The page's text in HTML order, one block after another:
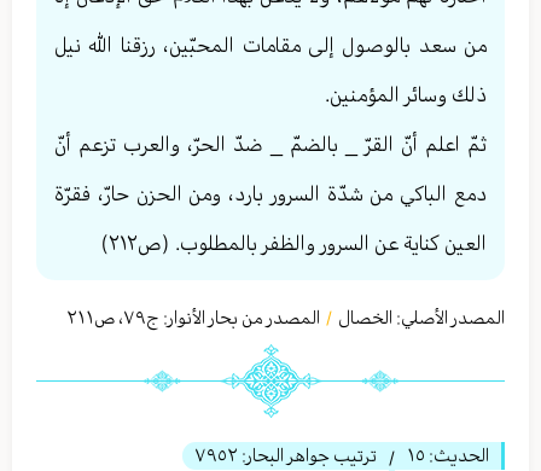
من سعد بالوصول إلى مقامات المحبّين، رزقنا الله نيل
ذلك وسائر المؤمنين.
ثمّ اعلم أنّ القرّ _ بالضمّ _ ضدّ الحرّ، والعرب تزعم أنّ
دمع الباكي من شدّة السرور بارد، ومن الحزن حارّ، فقرّة
العين كناية عن السرور والظفر بالمطلوب. (ص٢١٢)
المصدر الأصلي: الخصال / المصدر من بحار الأنوار: ج٧٩، ص٢١١
الحديث: ١٥ / ترتيب جواهر البحار: ٧٩٥٢